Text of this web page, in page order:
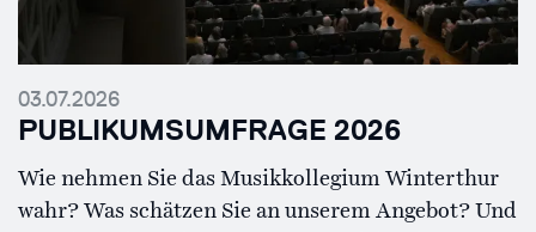
03.07.2026
PUBLIKUMSUMFRAGE 2026
Wie nehmen Sie das Musikkollegium Winterthur
wahr? Was schätzen Sie an unserem Angebot? Und